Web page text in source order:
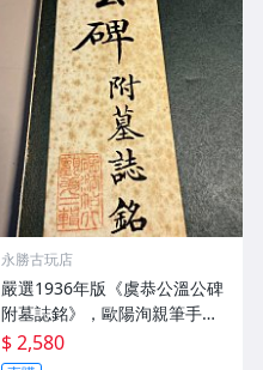
永勝古玩店
嚴選1936年版《虞恭公溫公碑
附墓誌銘》，歐陽洵親筆手
跡，典藏歷史與書法珍品 唐史
研究 碑刻藝術 田中和市版
$ 2,580